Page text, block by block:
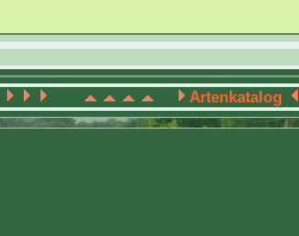
Artenkatalog